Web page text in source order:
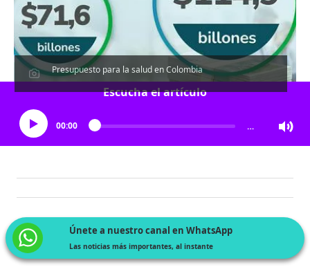
Presupuesto para la salud en Colombia
Escucha el artículo
00:00 …
Únete a nuestro canal en WhatsApp
Las noticias más importantes, al instante